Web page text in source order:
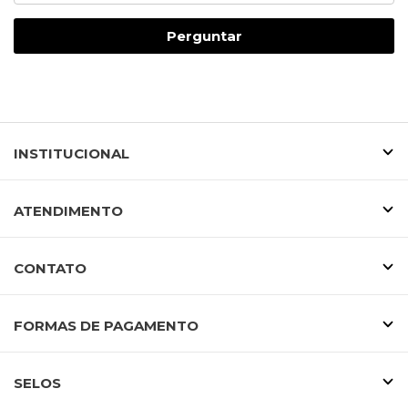
Perguntar
INSTITUCIONAL
ATENDIMENTO
CONTATO
FORMAS DE PAGAMENTO
SELOS